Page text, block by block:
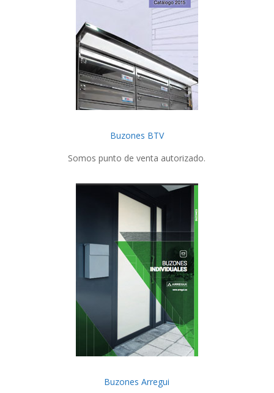
Buzones BTV
Somos punto de venta autorizado.
Buzones Arregui